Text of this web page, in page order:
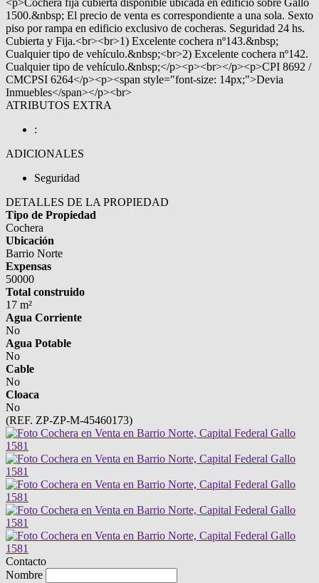
<p>Cochera fija cubierta disponible ubicada en edificio sobre Gallo
1500.&nbsp; El precio de venta es correspondiente a una sola. Sexto
piso por rampa en edificio exclusivo de cocheras. Seguridad 24 hs.
Cubierta y Fija.<br><br>1) Excelente cochera nº143.&nbsp;
Cualquier tipo de vehículo.&nbsp;<br>2) Excelente cochera nº142.
Cualquier tipo de vehículo.&nbsp;</p><p><br></p><p>CPI 8692 /
CMCPSI 6264</p><p><span style="font-size: 14px;">Devia
Inmuebles</span></p><br>
ATRIBUTOS EXTRA
:
ADICIONALES
Seguridad
DETALLES DE LA PROPIEDAD
Tipo de Propiedad
Cochera
Ubicación
Barrio Norte
Expensas
50000
Total construido
17 m²
Agua Corriente
No
Agua Potable
No
Cable
No
Cloaca
No
(REF. ZP-ZP-M-45460173)
Contacto
Nombre